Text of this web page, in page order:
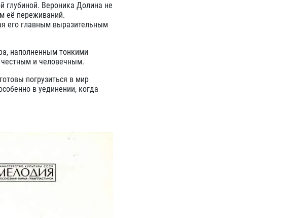
глубиной. Вероника Долина не
её переживаний.
его главным выразительным
наполненным тонкими
и человечным.
погрузиться в мир
в уединении, когда